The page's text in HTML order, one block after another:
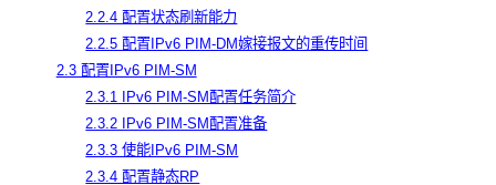
2.2.4 配置状态刷新能力
2.2.5 配置IPv6 PIM-DM嫁接报文的重传时间
2.3 配置IPv6 PIM-SM
2.3.1 IPv6 PIM-SM配置任务简介
2.3.2 IPv6 PIM-SM配置准备
2.3.3 使能IPv6 PIM-SM
2.3.4 配置静态RP